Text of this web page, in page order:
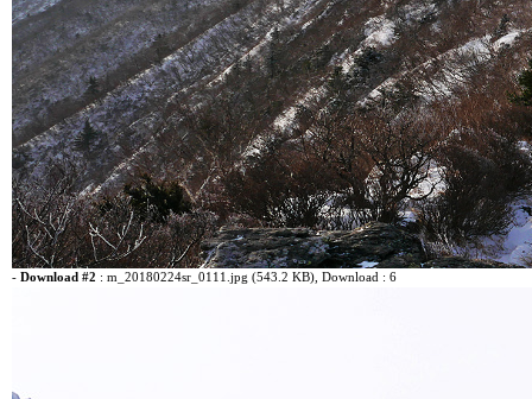
- Download #2 : m_20180224sr_0111.jpg (543.2 KB), Download : 6